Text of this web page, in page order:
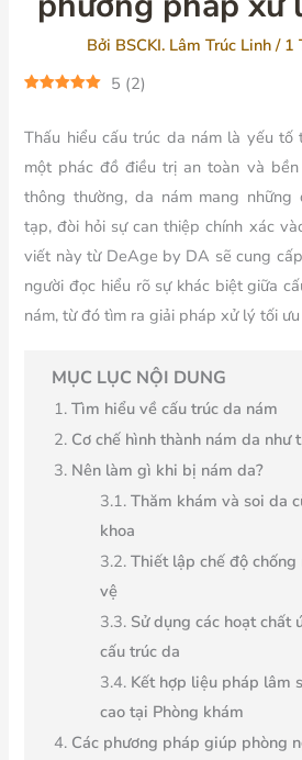
Bởi BSCKI. Lâm Trúc Linh/ 1
5 (2)
Thấu hiểu cấu trúc da nám là yếu
một phác đồ điều trị an toàn và
thông thường, da nám mang
tạp, đòi hỏi sự can thiệp chính xác
viết này từ DeAge by DA sẽ cung
người đọc hiểu rõ sự khác biệt giữa
nám, từ đó tìm ra giải pháp xử lý tối
MỤC LỤC NỘI DUNG
Tìm hiểu về cấu trúc da nám
Cơ chế hình thành nám da như
Nên làm gì khi bị nám da?
Thăm khám và soi da
khoa
Thiết lập chế độ
vệ
Sử dụng các hoạt chất
cấu trúc da
Kết hợp liệu pháp lâm
cao tại Phòng khám
Các phương pháp giúp phòng